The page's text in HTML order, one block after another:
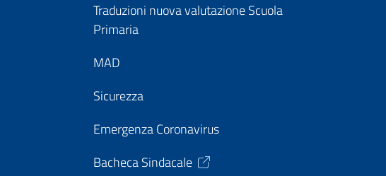
Traduzioni nuova valutazione Scuola
Primaria
MAD
Sicurezza
Emergenza Coronavirus
Bacheca Sindacale